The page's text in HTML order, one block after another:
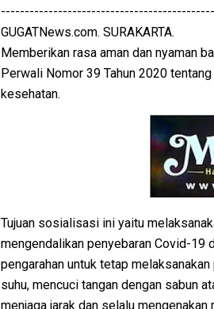
GUGATNews.com. SURAKARTA.
Memberikan rasa aman dan nyaman
Perwali Nomor 39 Tahun 2020
kesehatan.
Tujuan sosialisasi ini yaitu
mengendalikan penyebaran Covid-19
pengarahan untuk tetap
suhu, mencuci tangan dengan sabun
menjaga jarak dan selalu mengenakan